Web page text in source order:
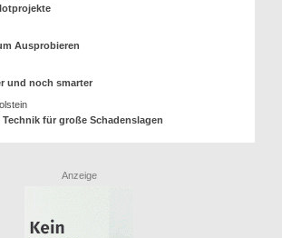
Ausprobieren
und noch smarter
für große Schadenslagen
Anzeige